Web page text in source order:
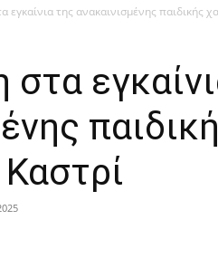
εγκαίνια της ανακαινισμένης παιδικής